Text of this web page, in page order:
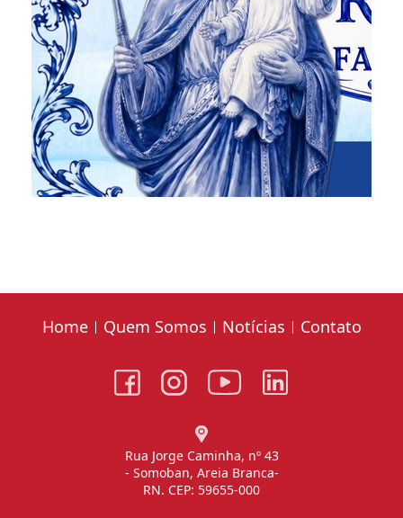
Home Quem Somos Notícias Contato
Rua Jorge Caminha, nº 43
- Somoban, Areia Branca-
RN. CEP: 59655-000